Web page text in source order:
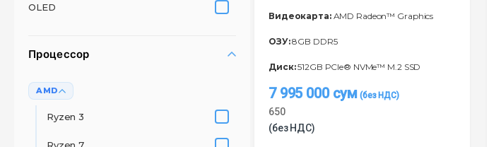
OLED
Процессор
AMD
Ryzen 3
Ryzen 7
Видеокарта:AMD Radeon™ Graphics
ОЗУ:8GB DDR5
Диск:512GB PCIe® NVMe™ M.2 SSD
7 995 000 сум
650
(без НДС)